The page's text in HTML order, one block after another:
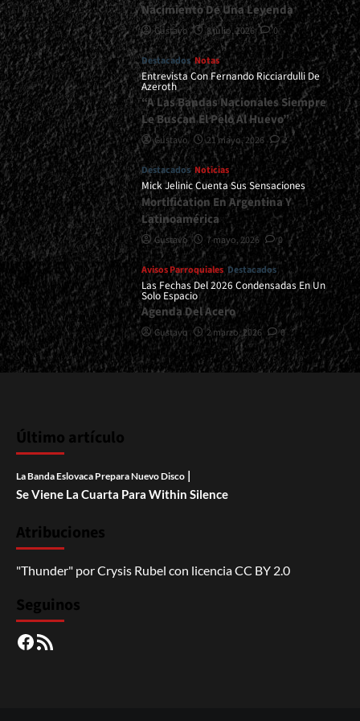
Nacimiento De Una Leyenda
Gustavo 8 julio, 2026 0
Destacados Notas
Entrevista Con Fernando Ricciardulli De
Azeroth
“A Las Bandas Nacionales Siempre
Le Buscan El Pelo Al Huevo”
Gustavo 21 mayo, 2026 2
Destacados Noticias
Mick Jelinic Cuenta Sus Sensaciones
Mortification En Argentina Y
Latinoamérica
Gustavo 7 mayo, 2026 0
Avisos Parroquiales Destacados
Las Fechas Del 2026 Condensadas En Un
Solo Espacio
Agenda Del Acero
Gustavo 2 marzo, 2026 0
Último artículo
La Banda Eslovaca Prepara Nuevo Disco |
Se Viene La Cuarta Para Within Silence
Atribuciones
"Thunder" porCrysis Rubel con licenciaCC BY 2.0
Seguinos
Facebook
RSS